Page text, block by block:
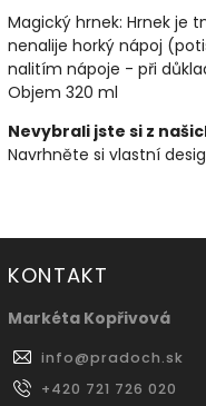
Magický hrnek: Hrnek je
nenalije horký nápoj
nalitím nápoje - při
Objem 320 ml
Nevybrali jste si z
Navrhněte si vlastní
KONTAKT
Markéta Kopřivová
info@pradoch.sk
+420 721 726 020